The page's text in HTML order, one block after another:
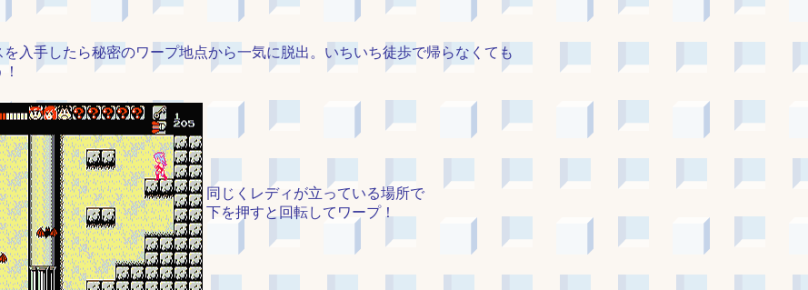
入手したら秘密のワープ地点から一気に脱出。いちいち徒歩で帰らなくても
同じくレディが立っている場所で
下を押すと回転してワープ！